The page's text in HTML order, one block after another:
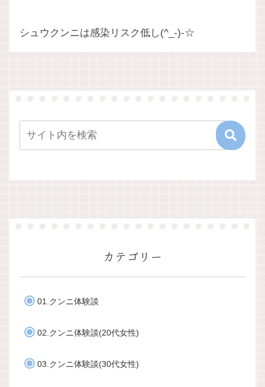
シュウクンニは感染リスク低し(^_-)-☆
カテゴリー
01.クンニ体験談
02.クンニ体験談(20代女性)
03.クンニ体験談(30代女性)